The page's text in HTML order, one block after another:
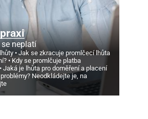
neplatí
Jak se zkracuje promlčecí lhůta
Kdy se promlčuje platba
Jaká je lhůta pro doměření a placení
Neodkládejte je, na